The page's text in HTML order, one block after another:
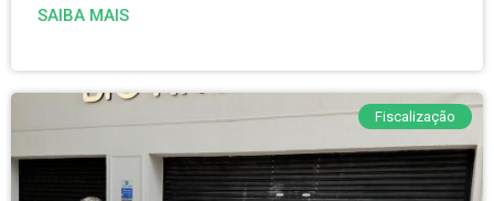
SAIBA MAIS
Fiscalização